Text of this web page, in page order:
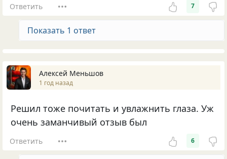
Ответить 7
Показать 1 ответ
Алексей Меньшов
1 год назад
Решил тоже почитать и увлажнить глаза. Уж
очень заманчивый отзыв был
Ответить 6